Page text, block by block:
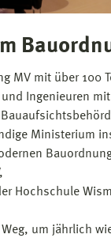
MV mit über 100
Ingenieuren
Ministerium
Hochschule
um jährlich